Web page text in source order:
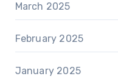
March 2025
February 2025
January 2025